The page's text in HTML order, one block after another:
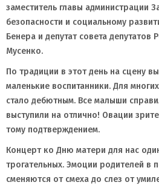
заместитель главы администрации
безопасности и социальному
Бенера и депутат совета депутатов
Мусенко.
По традиции в этот день на сцену
маленькие воспитанники. Для
стало дебютным. Все малыши
выступили на отлично! Овации
тому подтверждением.
Концерт ко Дню матери для нас
трогательных. Эмоции родителей в
сменяются от смеха до слез от